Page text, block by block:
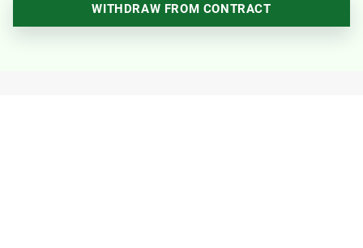
WITHDRAW FROM CONTRACT